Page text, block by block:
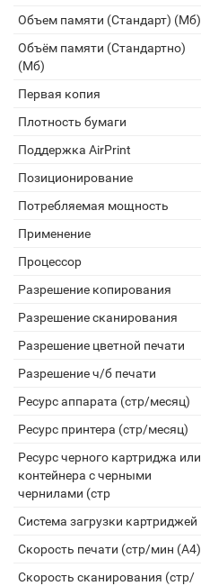
Объем памяти (Стандарт) (Мб)
Объём памяти (Стандартно)
(Мб)
Первая копия
Плотность бумаги
Поддержка AirPrint
Позиционирование
Потребляемая мощность
Применение
Процессор
Разрешение копирования
Разрешение сканирования
Разрешение цветной печати
Разрешение ч/б печати
Ресурс аппарата (стр/месяц)
Ресурс принтера (стр/месяц)
Ресурс черного картриджа или
контейнера с черными
чернилами (стр
Система загрузки картриджей
Скорость печати (стр/мин (A4)
Скорость сканирования (стр/